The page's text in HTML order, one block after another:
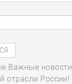
Важные новости
отрасли России!